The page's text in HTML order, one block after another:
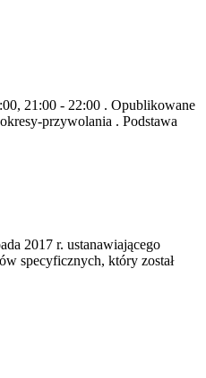
21:00 - 22:00 . Opublikowane
przywolania . Podstawa
2017 r. ustanawiającego
specyficznych, który został